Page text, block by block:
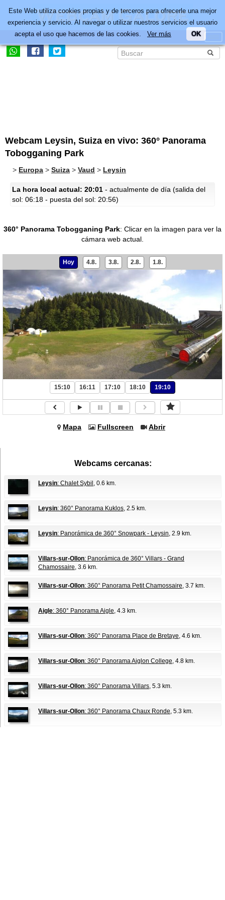
Webcam Leysin, Suiza en vivo: 360° Panorama
Tobogganing Park
> Europa > Suiza > Vaud > Leysin
La hora local actual: 20:01 - actualmente de día (salida del
sol: 06:18 - puesta del sol: 20:56)
360° Panorama Tobogganing Park: Clicar en la imagen para ver la
cámara web actual.
Hoy 4.8. 3.8. 2.8. 1.8.
15:10 16:11 17:10 18:10 19:10
Mapa Fullscreen Abrir
Webcams cercanas:
Leysin: Chalet Sybil , 0.6 km.
Leysin: 360° Panorama Kuklos, 2.5 km.
Leysin: Panorámica de 360° Snowpark - Leysin, 2.9 km.
Villars-sur-Ollon: Panorámica de 360° Villars - Grand
Chamossaire, 3.6 km.
Villars-sur-Ollon: 360° Panorama Petit Chamossaire, 3.7 km.
Aigle: 360° Panorama Aigle, 4.3 km.
Villars-sur-Ollon: 360° Panorama Place de Bretaye, 4.6 km.
Villars-sur-Ollon: 360° Panorama Aiglon College, 4.8 km.
Villars-sur-Ollon: 360° Panorama Villars, 5.3 km.
Villars-sur-Ollon: 360° Panorama Chaux Ronde, 5.3 km.
Este Web utiliza cookies propias y de terceros para ofrecerle una mejor
experiencia y servicio. Al navegar o utilizar nuestros servicios el usuario
acepta el uso que hacemos de las cookies. Ver más OK